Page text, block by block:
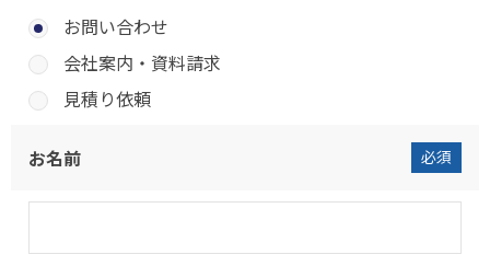
お問い合わせ
会社案内・資料請求
見積り依頼
お名前 必須